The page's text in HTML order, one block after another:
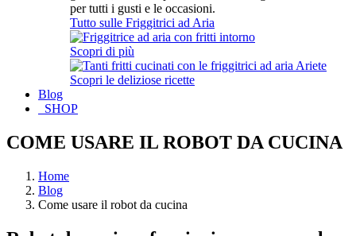
per tutti i gusti e le occasioni.
Tutto sulle Friggitrici ad Aria
Scopri di più
Scopri le deliziose ricette
Blog
SHOP
COME USARE IL ROBOT DA CUCINA
Home
Blog
Come usare il robot da cucina